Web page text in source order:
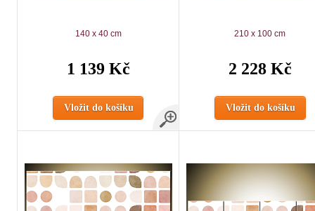
140 x 40 cm
1 139 Kč
Vložit do košíku
210 x 100 cm
2 228 Kč
Vložit do košíku